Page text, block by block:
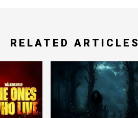
RELATED ARTICLES